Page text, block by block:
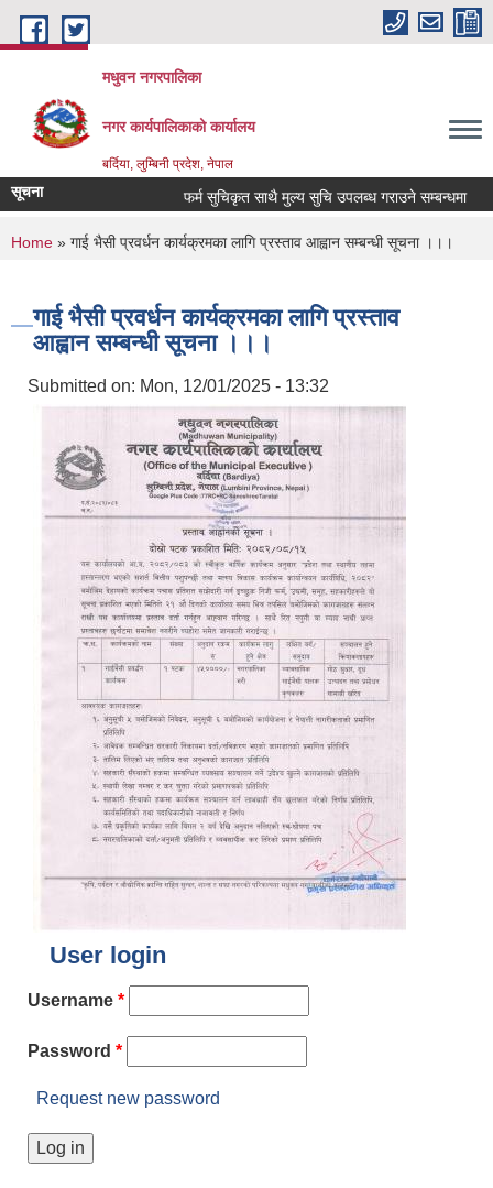
Skip to main content
मधुवन नगरपालिका
नगर कार्यपालिकाको कार्यालय
बर्दिया, लुम्बिनी प्रदेश, नेपाल
सूचना फर्म सुचिकृत साथै मुल्य सुचि उपलब्ध गराउने सम्बन्धमा
You are here
Home » गाई भैसी प्रवर्धन कार्यक्रमका लागि प्रस्ताव आह्वान सम्बन्धी सूचना ।।।
गाई भैसी प्रवर्धन कार्यक्रमका लागि प्रस्ताव
आह्वान सम्बन्धी सूचना ।।।
Submitted on: Mon, 12/01/2025 - 13:32
User login
Username *
Password *
Request new password